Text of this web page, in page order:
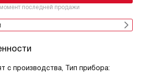
последней продажи
с производства, Тип прибора: